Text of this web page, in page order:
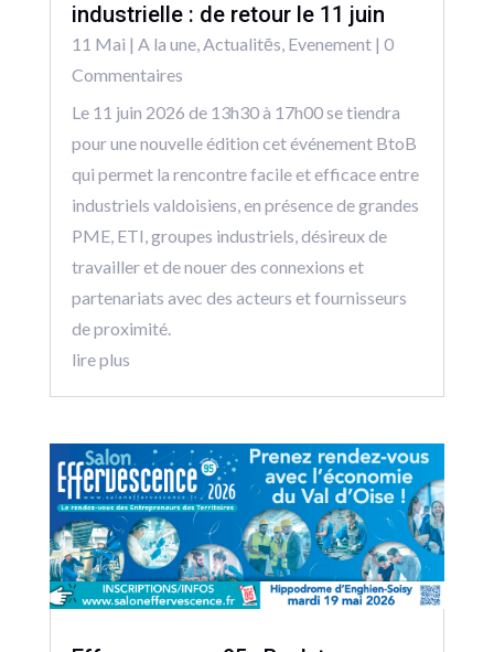
industrielle : de retour le 11 juin
11 Mai | A la une,Actualitēs, Evenement| 0
Commentaires
Le 11 juin 2026 de 13h30 à 17h00 se tiendra
pour une nouvelle édition cet événement BtoB
qui permet la rencontre facile et efficace entre
industriels valdoisiens, en présence de grandes
PME, ETI, groupes industriels, désireux de
travailler et de nouer des connexions et
partenariats avec des acteurs et fournisseurs
de proximité.
lire plus